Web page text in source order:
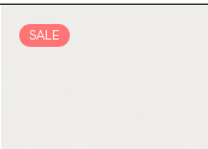
SALE